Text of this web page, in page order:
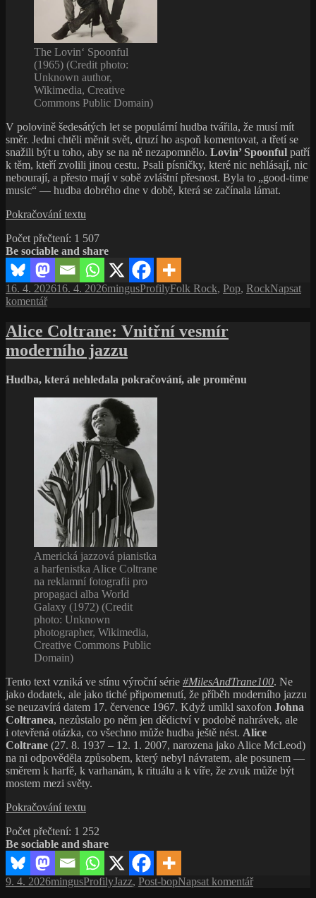
The Lovin‘ Spoonful
(1965) (Credit photo:
Unknown author,
Wikimedia, Creative
Commons Public Domain)
V polovině šedesátých let se populární hudba tvářila, že musí mít
směr. Jedni chtěli měnit svět, druzí ho aspoň komentovat, a třetí se
snažili být u toho, aby se na ně nezapomnělo. Lovin’ Spoonful patří
k těm, kteří zvolili jinou cestu. Psali písničky, které nic nehlásají, nic
nebourají, a přesto mají v sobě zvláštní přesnost. Byla to „good-time
music“ — hudba dobrého dne v době, která se začínala lámat.
Pokračování textu
Hudba,
která
nechtěla
změnit
svět
Počet přečtení: 1 507
Be sociable and share
Publikováno:
16. 4. 202616. 4. 2026Autor:
mingusRubriky:
ProfilyŠtítky:
Folk Rock, Pop, RockNapsat
komentářpro
s
názvem
Lovin’
Hudba,
Alice Coltrane: Vnitřní vesmír
moderního jazzu
Hudba, která nehledala pokračování, ale proměnu
Americká jazzová pianistka
a harfenistka Alice Coltrane
na reklamní fotografii pro
propagaci alba World
Galaxy (1972) (Credit
photo: Unknown
photographer, Wikimedia,
Creative Commons Public
Domain)
Tento text vzniká ve stínu výroční série #MilesAndTrane100. Ne
jako dodatek, ale jako tiché připomenutí, že příběh moderního jazzu
se neuzavírá datem 17. července 1967. Když umlkl saxofon Johna
Coltranea, nezůstalo po něm jen dědictví v podobě nahrávek, ale
i otevřená otázka, co všechno může hudba ještě nést. Alice
Coltrane (27. 8. 1937 – 12. 1. 2007, narozena jako Alice McLeod)
na ni odpověděla způsobem, který nebyl návratem, ale posunem —
směrem k harfě, k varhanám, k rituálu a k víře, že zvuk může být
mostem mezi světy.
Pokračování textu
Vnitřní
vesmír
moderního
jazzu
Počet přečtení: 1 252
Be sociable and share
Publikováno:
9. 4. 2026Autor:
mingusRubriky:
ProfilyŠtítky:
Jazz, Post-bopNapsat komentářpro